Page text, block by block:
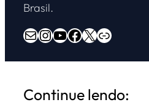
Brasil.
E-mail InstagramYoutube Facebook X Overdrive Marketing
Continue lendo: